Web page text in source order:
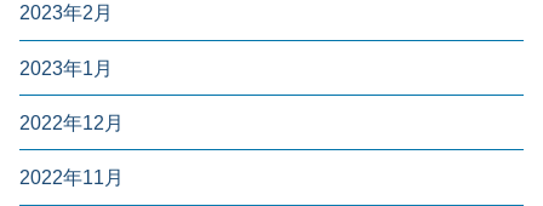
2023年2月
2023年1月
2022年12月
2022年11月